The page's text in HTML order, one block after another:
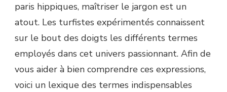
paris hippiques, maîtriser le jargon est un
atout. Les turfistes expérimentés connaissent
sur le bout des doigts les différents termes
employés dans cet univers passionnant. Afin de
vous aider à bien comprendre ces expressions,
voici un lexique des termes indispensables